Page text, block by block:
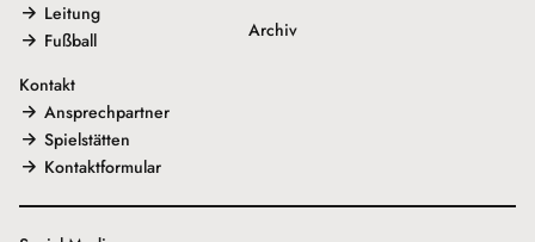
Leitung
Fußball
Kontakt
Ansprechpartner
Spielstätten
Kontaktformular
Archiv